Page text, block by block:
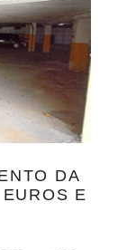
DA
E